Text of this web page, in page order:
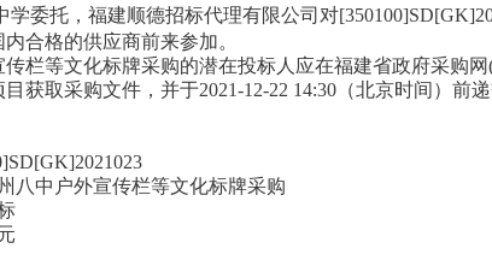
学委托， 福建顺德招标代理有限公司 对
合格的供应商前来参加。
传栏等文化标牌采购的潜在投标人应在福建省政府采购
获取采购文件，并于2021-12-22 14:30（北京时间）前递
八中户外宣传栏等文化标牌采购